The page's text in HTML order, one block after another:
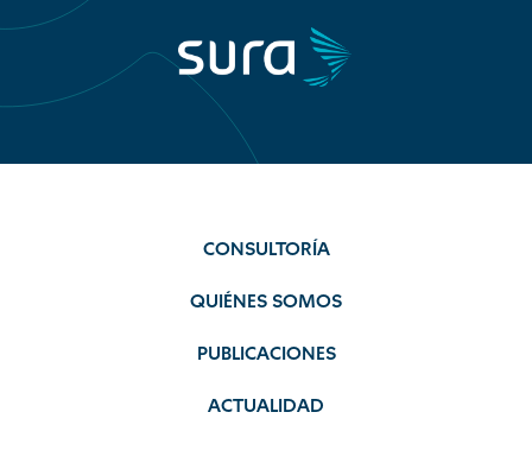
CONSULTORÍA
QUIÉNES SOMOS
PUBLICACIONES
ACTUALIDAD